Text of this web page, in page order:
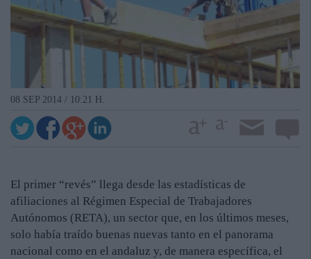
08 SEP 2014 / 10:21 H.
El primer “revés” llega desde las estadísticas de
afiliaciones al Régimen Especial de Trabajadores
Autónomos (RETA), un sector que, en los últimos meses,
solo había traído buenas nuevas tanto en el panorama
nacional como en el andaluz y, de manera específica, el